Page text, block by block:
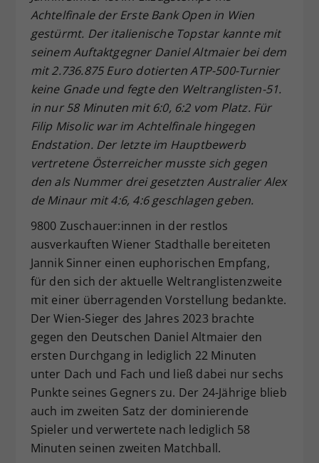
Achtelfinale der Erste Bank Open in Wien
gestürmt. Der italienische Topstar kannte mit
seinem Auftaktgegner Daniel Altmaier bei dem
mit 2.736.875 Euro dotierten ATP-500-Turnier
keine Gnade und fegte den Weltranglisten-51.
in nur 58 Minuten mit 6:0, 6:2 vom Platz. Für
Filip Misolic war im Achtelfinale hingegen
Endstation. Der letzte im Hauptbewerb
vertretene Österreicher musste sich gegen
den als Nummer drei gesetzten Australier Alex
de Minaur mit 4:6, 4:6 geschlagen geben.
9800 Zuschauer:innen in der restlos
ausverkauften Wiener Stadthalle bereiteten
Jannik Sinner einen euphorischen Empfang,
für den sich der aktuelle Weltranglistenzweite
mit einer überragenden Vorstellung bedankte.
Der Wien-Sieger des Jahres 2023 brachte
gegen den Deutschen Daniel Altmaier den
ersten Durchgang in lediglich 22 Minuten
unter Dach und Fach und ließ dabei nur sechs
Punkte seines Gegners zu. Der 24-Jährige blieb
auch im zweiten Satz der dominierende
Spieler und verwertete nach lediglich 58
Minuten seinen zweiten Matchball.
Zweck
Dieser Wert speichert Ihre Consent-
Einstellungen. Unter anderem eine
zufällig generierte ID, für die
historische Speicherung Ihrer
Webseiten-Betreiber dies eingestellt
hat.